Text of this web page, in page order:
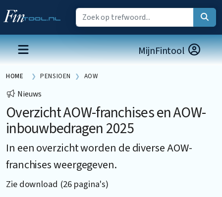
MijnFintool
HOME PENSIOEN AOW
Nieuws
Overzicht AOW-franchises en AOW-
inbouwbedragen 2025
In een overzicht worden de diverse AOW-
franchises weergegeven.
Zie download (26 pagina's)